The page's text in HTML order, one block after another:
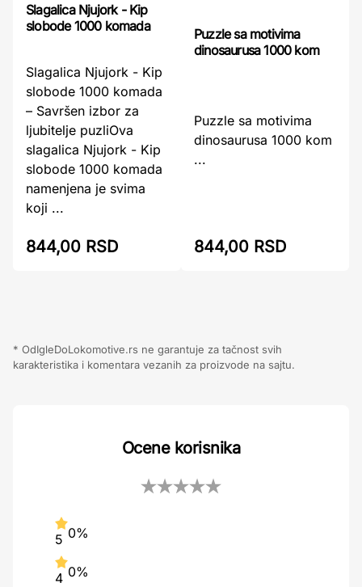
Slagalica Njujork - Kip
slobode 1000 komada
Slagalica Njujork - Kip
slobode 1000 komada
– Savršen izbor za
ljubitelje puzliOva
slagalica Njujork - Kip
slobode 1000 komada
namenjena je svima
koji ...
844,00 RSD
Puzzle sa motivima
dinosaurusa 1000 kom
Puzzle sa motivima
dinosaurusa 1000 kom
...
844,00 RSD
* OdIgleDoLokomotive.rs ne garantuje za tačnost svih
karakteristika i komentara vezanih za proizvode na sajtu.
Ocene korisnika
5 0%
4 0%